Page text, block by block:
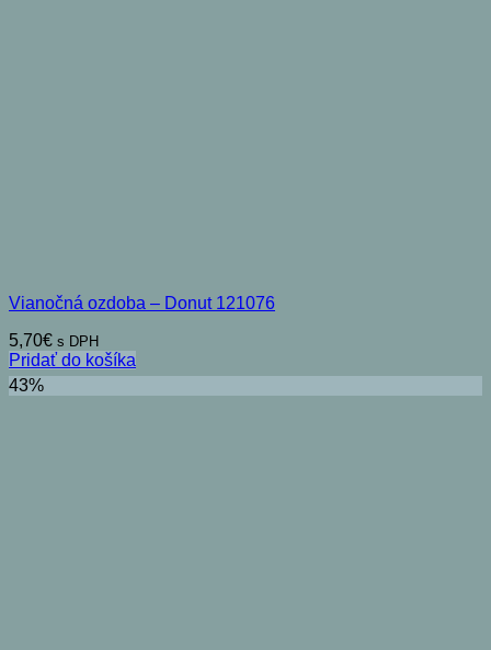
Vianočná ozdoba – Donut 121076
5,70€ s DPH
Pridať do košíka
43%